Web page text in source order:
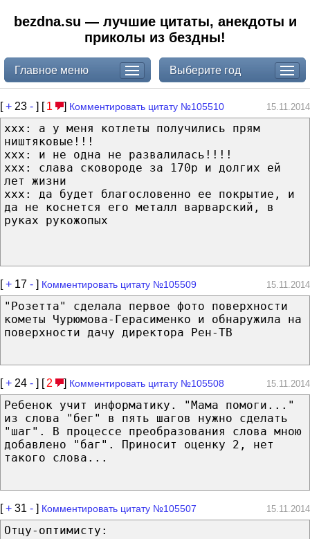
bezdna.su — лучшие цитаты, анекдоты и
приколы из бездны!
Главное меню Выберите год
[+ 23 - ] [ 1 ] Комментировать цитату №105510 15.11.2014
ххх: а у меня котлеты получились прям
ништяковые!!!
ххх: и не одна не развалилась!!!!
ххх: слава сковороде за 170р и долгих ей
лет жизни
ххх: да будет благословенно ее покрытие, и
да не коснется его металл варварский, в
руках рукожопых
[+ 17 - ] Комментировать цитату №105509 15.11.2014
"Розетта" сделала первое фото поверхности
кометы Чурюмова-Герасименко и обнаружила на
поверхности дачу директора Рен-ТВ
[+ 24 - ] [ 2 ] Комментировать цитату №105508 15.11.2014
Ребенок учит информатику. "Мама помоги..."
из слова "бег" в пять шагов нужно сделать
"шаг". В процессе преобразования слова мною
добавлено "баг". Приносит оценку 2, нет
такого слова...
[+ 31 - ] Комментировать цитату №105507 15.11.2014
Отцу-оптимисту: